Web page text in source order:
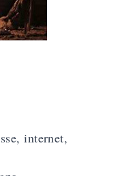
internet,